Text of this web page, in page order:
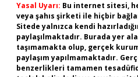
Yasal Uyarı: Bu internet sitesi,
veya şahıs şirketi ile hiçbir
Sitede yalnızca kendi
paylaşılmaktadır. Burada yer
taşımamakta olup, gerçek
paylaşım yapılmamaktadır.
benzerlikleri tamamen